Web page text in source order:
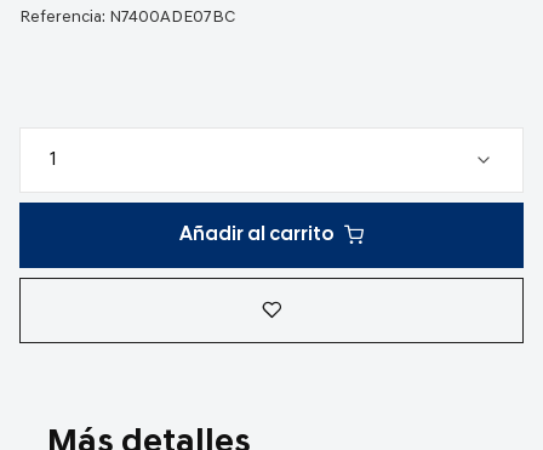
Referencia: N7400ADE07BC
Añadir al carrito